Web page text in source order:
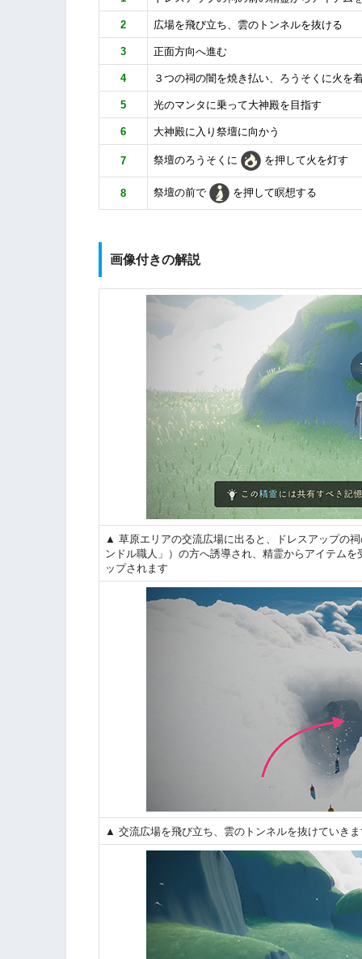
2 広場を飛び立ち、雲のトンネルを抜ける
3 正面方向へ進む
4 ３つの祠の闇を焼き払い、ろうそくに火を
5 光のマンタに乗って大神殿を目指す
6 大神殿に入り祭壇に向かう
7 祭壇のろうそくに を押して火を灯す
8 祭壇の前で を押して瞑想する
画像付きの解説
▲ 草原エリアの交流広場に出ると、ドレスアップの
ンドル職人」）の方へ誘導され、精霊からアイテム
ップされます
▲ 交流広場を飛び立ち、雲のトンネルを抜けていき